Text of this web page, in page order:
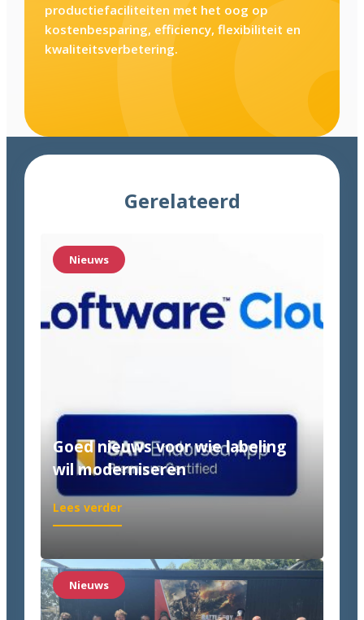
productiefaciliteiten met het oog op
kostenbesparing, efficiency, flexibiliteit en
kwaliteitsverbetering.
Gerelateerd
Nieuws
Goed nieuws voor wie labeling
wil moderniseren
Lees verder:
Goed
voor
wie
labeling
wil
Nieuws